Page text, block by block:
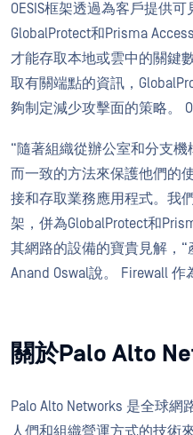
OESIS框架透過為客戶提供
GlobalProtect和Prisma
才能存取本地或雲中的關鍵
取有關端點的資訊，
夠制定減少攻擊面的策略。
“隨著組織從辦公室和分支
而一致的方法來保護他們的
接和存取業務應用程式。我們
架，併為GlobalProtect和
其網路的設備的寶貴見解，
Anand Oswal說。 Firewall 作
關於Palo Alto
Palo Alto Networks 是全球
人們和組織營運方式的技術